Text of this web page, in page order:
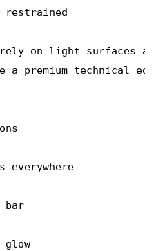
restrained
on light surfaces
a premium technical
bar